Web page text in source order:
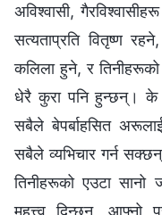
अविश्‍वासी,
सत्यताप्रति वितृष्ण
कलिला हुने, र
धेरै कुरा पनि हुन्छन्। के
सबैले बेपर्बाहसित
सबैले व्यभिचार गर्न
तिनीहरूको एउटा सानो
महत्त्व दिन्छन्, आफ्नो